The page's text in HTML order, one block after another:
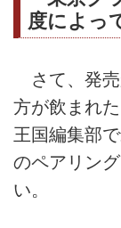
度によっ
さて、発売
方が飲まれ
王国編集部
のペアリン
い。